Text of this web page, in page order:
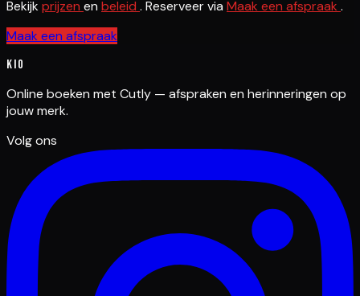
Bekijkprijzen en beleid . Reserveer via Maak een afspraak .
Maak een afspraak
Kio
Online boeken met Cutly — afspraken en herinneringen op
jouw merk.
Volg ons